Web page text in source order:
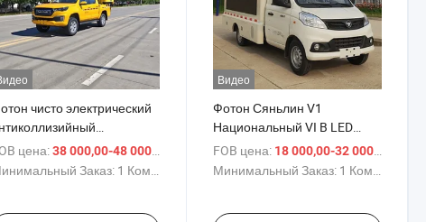
чисто электрический
грузовик
безопасности
цена: 38 000,00-48 000,00 $
/ Комплект
Заказ: 1 Комплект
Видео
Фотон Сяньлин V1
Национальный VI B LED
Рекламный грузовик 1.5L
115HP
FOB цена: 18 000,00-32 000,00 $
Минимальный Заказ: 1 Комплект